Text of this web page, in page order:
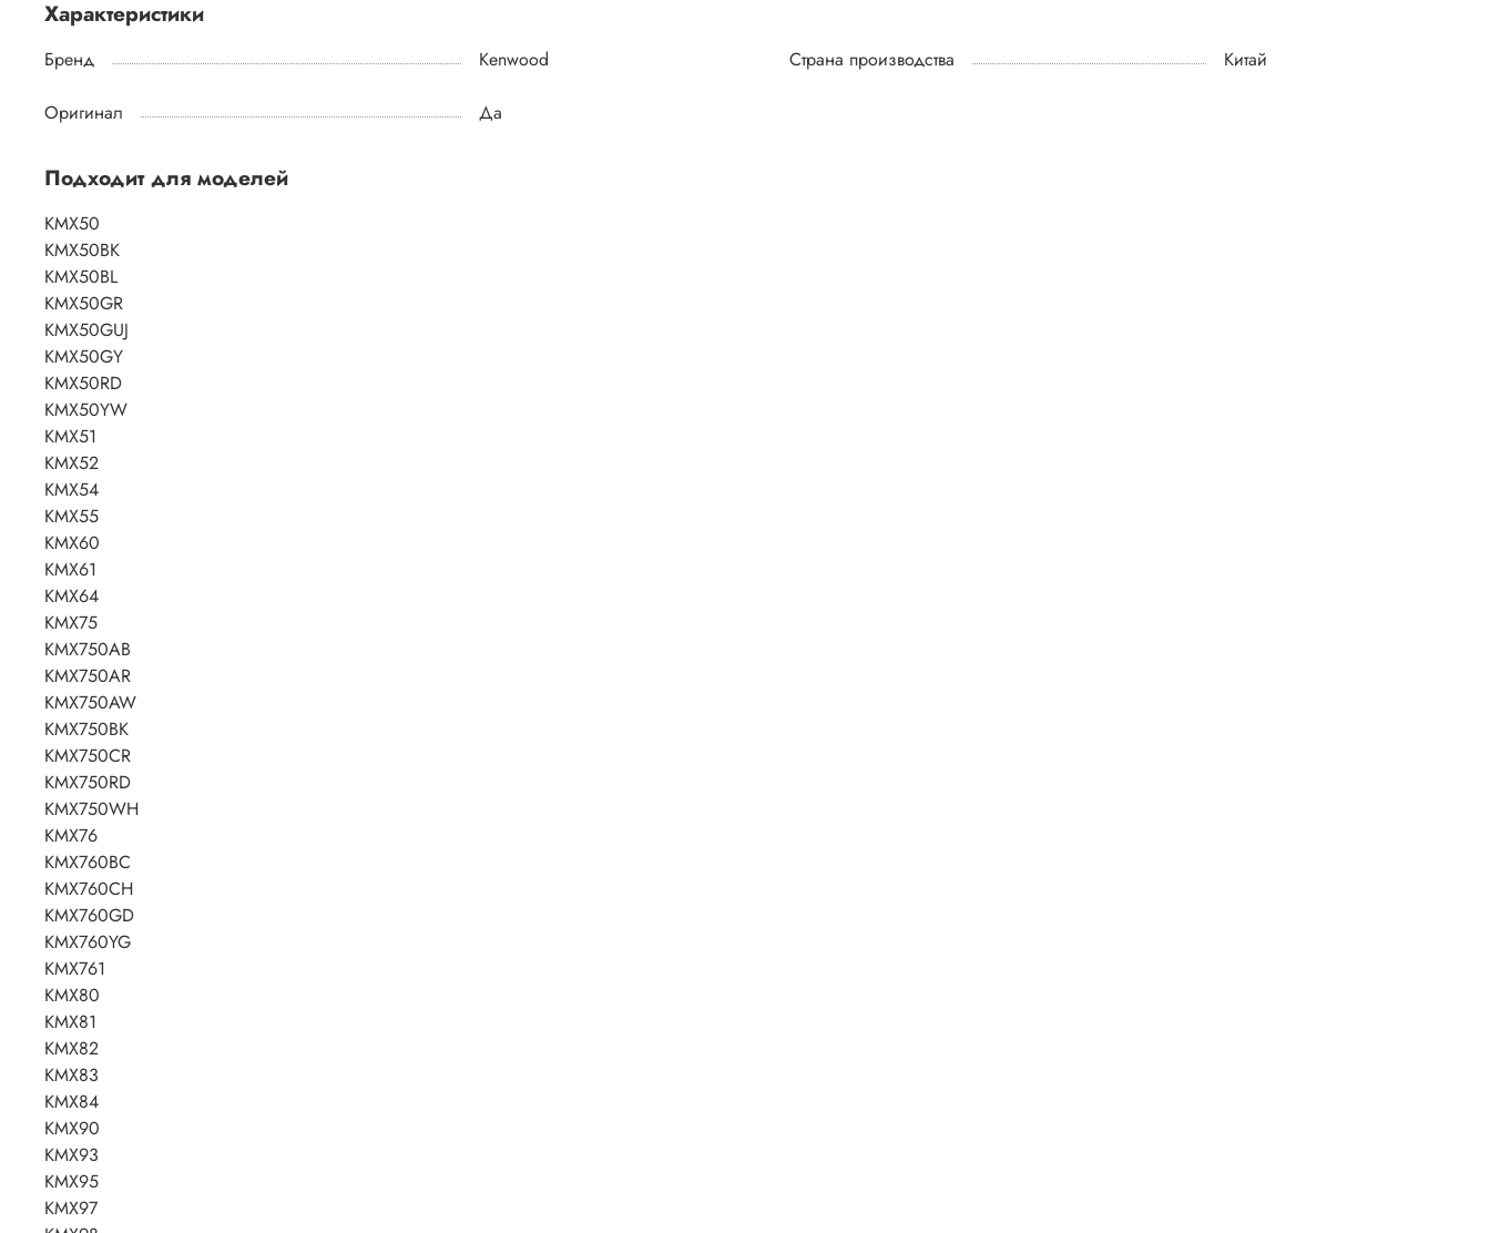
Характеристики
Бренд Kenwood Страна производства Китай
Оригинал Да
Подходит для моделей
KMX50
KMX50BK
KMX50BL
KMX50GR
KMX50GUJ
KMX50GY
KMX50RD
KMX50YW
KMX51
KMX52
KMX54
KMX55
KMX60
KMX61
KMX64
KMX75
KMX750AB
KMX750AR
KMX750AW
KMX750BK
KMX750CR
KMX750RD
KMX750WH
KMX76
KMX760BC
KMX760CH
KMX760GD
KMX760YG
KMX761
KMX80
KMX81
KMX82
KMX83
KMX84
KMX90
KMX93
KMX95
KMX97